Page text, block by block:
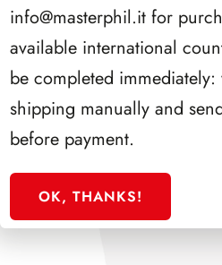
info@masterphil.it for
available international
be completed
shipping manually and
before payment.
OK, THANKS!